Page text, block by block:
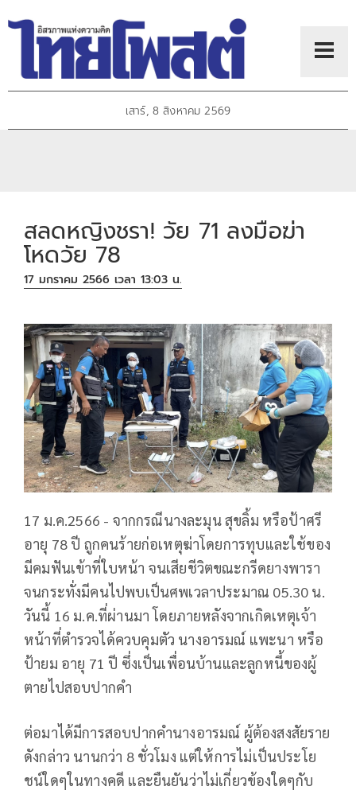
เสาร์, 8 สิงหาคม 2569
สลดหญิงชรา! วัย 71 ลงมือฆ่า
โหดวัย 78
17 มกราคม 2566 เวลา 13:03 น.
17 ม.ค.2566 - จากกรณีนางละมุน สุขลิ้ม หรือป้าศรี
อายุ 78 ปี ถูกคนร้ายก่อเหตุฆ่าโดยการทุบและใช้ของ
มีคมฟันเข้าที่ใบหน้า จนเสียชีวิตขณะกรีดยางพารา
จนกระทั่งมีคนไปพบเป็นศพเวลาประมาณ 05.30 น.
วันนี้ 16 ม.ค.ที่ผ่านมา โดยภายหลังจากเกิดเหตุเจ้า
หน้าที่ตำรวจได้ควบคุมตัว นางอารมณ์ แพะนา หรือ
ป้ายม อายุ 71 ปี ซึ่งเป็นเพื่อนบ้านและลูกหนี้ของผู้
ตายไปสอบปากคำ
ต่อมาได้มีการสอบปากคำนางอารมณ์ ผู้ต้องสงสัยราย
ดังกล่าว นานกว่า 8 ชั่วโมง แต่ให้การไม่เป็นประโย
ชน์ใดๆในทางคดี และยืนยันว่าไม่เกี่ยวข้องใดๆกับ